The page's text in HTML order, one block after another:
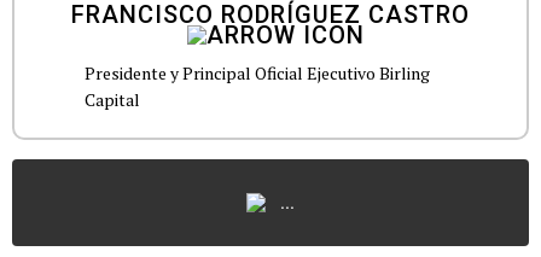
FRANCISCO RODRÍGUEZ CASTRO
Presidente y Principal Oficial Ejecutivo Birling
Capital
...